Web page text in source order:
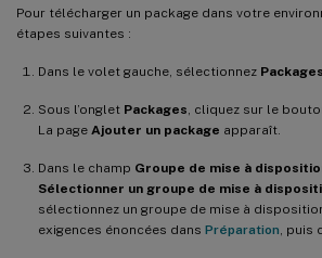
Pour télécharger un package dans votre
étapes suivantes :
Dans le volet gauche, sélectionnez
Sous l’onglet Packages , cliquez sur le
La page Ajouter un package apparaît.
Dans le champ Groupe de mise à
Sélectionner un groupe de mise à
sélectionnez un groupe de mise à
exigences énoncées dans Préparation , puis